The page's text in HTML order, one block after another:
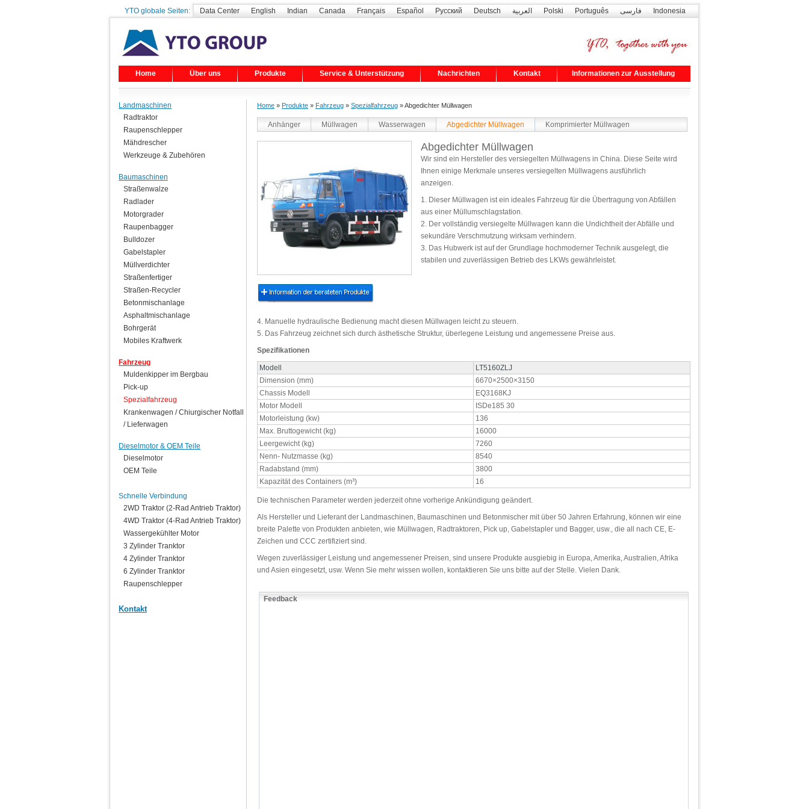
YTO globale Seiten: Data Center English Indian Canada Français Español Русский Deutsch العربية Polski Português فارسی Indonesia
Home Über uns Produkte Service & Unterstützung Nachrichten Kontakt Informationen zur Ausstellung
Home » Produkte » Fahrzeug » Spezialfahrzeug » Abgedichter Müllwagen
Anhänger Müllwagen Wasserwagen Abgedichter Müllwagen Komprimierter Müllwagen
Abgedichter Müllwagen
Wir sind ein Hersteller des versiegelten Müllwagens in China. Diese Seite wird
Ihnen einige Merkmale unseres versiegelten Müllwagens ausführlich
anzeigen.
1. Dieser Müllwagen ist ein ideales Fahrzeug für die Übertragung von Abfällen
aus einer Müllumschlagstation.
2. Der vollständig versiegelte Müllwagen kann die Undichtheit der Abfälle und
sekundäre Verschmutzung wirksam verhindern.
3. Das Hubwerk ist auf der Grundlage hochmoderner Technik ausgelegt, die
stabilen und zuverlässigen Betrieb des LKWs gewährleistet.
4. Manuelle hydraulische Bedienung macht diesen Müllwagen leicht zu steuern.
5. Das Fahrzeug zeichnet sich durch ästhetische Struktur, überlegene Leistung und angemessene Preise aus.
Spezifikationen
Modell
LT5160ZLJ
Dimension (mm)
6670×2500×3150
Chassis Modell
EQ3168KJ
Motor Modell
ISDe185 30
Motorleistung (kw)
136
Max. Bruttogewicht (kg)
16000
Leergewicht (kg)
7260
Nenn- Nutzmasse (kg)
8540
Radabstand (mm)
3800
Kapazität des Containers (m³)
16
Die technischen Parameter werden jederzeit ohne vorherige Ankündigung geändert.
Als Hersteller und Lieferant der Landmaschinen, Baumaschinen und Betonmischer mit über 50 Jahren Erfahrung, können wir eine
breite Palette von Produkten anbieten, wie Müllwagen, Radtraktoren, Pick up, Gabelstapler und Bagger, usw., die all nach CE, E-
Zeichen und CCC zertifiziert sind.
Wegen zuverlässiger Leistung und angemessener Preisen, sind unsere Produkte ausgiebig in Europa, Amerika, Australien, Afrika
und Asien eingesetzt, usw. Wenn Sie mehr wissen wollen, kontaktieren Sie uns bitte auf der Stelle. Vielen Dank.
Feedback
Landmaschinen
Radtraktor
Raupenschlepper
Mähdrescher
Werkzeuge & Zubehören
Baumaschinen
Straßenwalze
Radlader
Motorgrader
Raupenbagger
Bulldozer
Gabelstapler
Müllverdichter
Straßenfertiger
Straßen-Recycler
Betonmischanlage
Asphaltmischanlage
Bohrgerät
Mobiles Kraftwerk
Fahrzeug
Muldenkipper im Bergbau
Pick-up
Spezialfahrzeug
Krankenwagen / Chiurgischer Notfall
/ Lieferwagen
Dieselmotor & OEM Teile
Dieselmotor
OEM Teile
Schnelle Verbindung
2WD Traktor (2-Rad Antrieb Traktor)
4WD Traktor (4-Rad Antrieb Traktor)
Wassergekühlter Motor
3 Zylinder Tranktor
4 Zylinder Tranktor
6 Zylinder Tranktor
Raupenschlepper
Kontakt